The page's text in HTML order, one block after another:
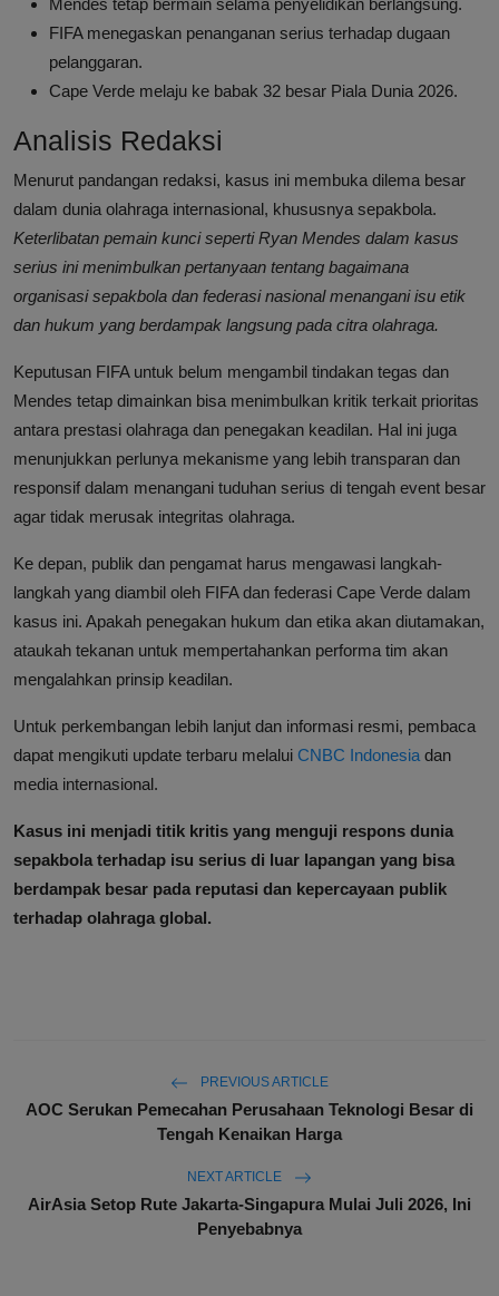
Mendes tetap bermain selama penyelidikan berlangsung.
FIFA menegaskan penanganan serius terhadap dugaan
pelanggaran.
Cape Verde melaju ke babak 32 besar Piala Dunia 2026.
Analisis Redaksi
Menurut pandangan redaksi, kasus ini membuka dilema besar
dalam dunia olahraga internasional, khususnya sepakbola.
Keterlibatan pemain kunci seperti Ryan Mendes dalam kasus
serius ini menimbulkan pertanyaan tentang bagaimana
organisasi sepakbola dan federasi nasional menangani isu etik
dan hukum yang berdampak langsung pada citra olahraga.
Keputusan FIFA untuk belum mengambil tindakan tegas dan
Mendes tetap dimainkan bisa menimbulkan kritik terkait prioritas
antara prestasi olahraga dan penegakan keadilan. Hal ini juga
menunjukkan perlunya mekanisme yang lebih transparan dan
responsif dalam menangani tuduhan serius di tengah event besar
agar tidak merusak integritas olahraga.
Ke depan, publik dan pengamat harus mengawasi langkah-
langkah yang diambil oleh FIFA dan federasi Cape Verde dalam
kasus ini. Apakah penegakan hukum dan etika akan diutamakan,
ataukah tekanan untuk mempertahankan performa tim akan
mengalahkan prinsip keadilan.
Untuk perkembangan lebih lanjut dan informasi resmi, pembaca
dapat mengikuti update terbaru melalui CNBC Indonesia dan
media internasional.
Kasus ini menjadi titik kritis yang menguji respons dunia
sepakbola terhadap isu serius di luar lapangan yang bisa
berdampak besar pada reputasi dan kepercayaan publik
terhadap olahraga global.
PREVIOUS ARTICLE
AOC Serukan Pemecahan Perusahaan Teknologi Besar di
Tengah Kenaikan Harga
NEXT ARTICLE
AirAsia Setop Rute Jakarta-Singapura Mulai Juli 2026, Ini
Penyebabnya